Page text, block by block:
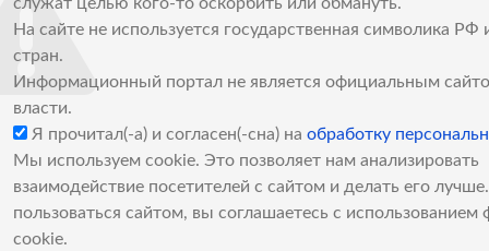
На сайте не используется государственная символика РФ
стран.
Информационный портал не является официальным
власти.
Я прочитал(-а) и согласен(-сна) на обработку
Мы используем cookie. Это позволяет нам анализировать
взаимодействие посетителей с сайтом и делать его
пользоваться сайтом, вы соглашаетесь с использованием
cookie.